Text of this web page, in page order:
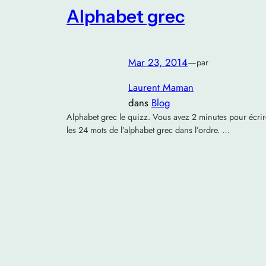
Alphabet grec
Mar 23, 2014—par
Laurent Maman
dans Blog
Alphabet grec le quizz. Vous avez 2 minutes pour
les 24 mots de l’alphabet grec dans l’ordre. …